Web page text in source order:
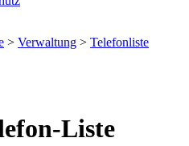
> Verwaltung > Telefonliste
Liste